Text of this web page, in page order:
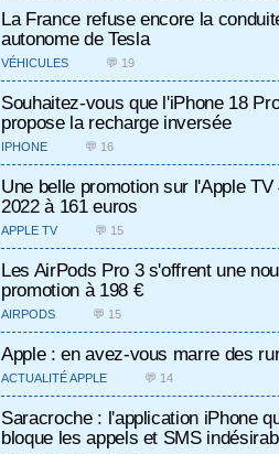
La France refuse encore la
autonome de Tesla
VÉHICULES 💬 19
Souhaitez-vous que l'iPhone 18
propose la recharge inversée
IPHONE 💬 16
Une belle promotion sur l'Apple TV
2022 à 161 euros
APPLE TV 💬 15
Les AirPods Pro 3 s'offrent une
promotion à 198 €
AIRPODS 💬 15
Apple : en avez-vous marre des
ACTUALITÉ APPLE 💬 14
Saracroche : l'application iPhone
bloque les appels et SMS